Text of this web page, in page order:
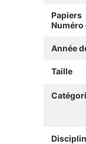
Papiers
Année
Taille